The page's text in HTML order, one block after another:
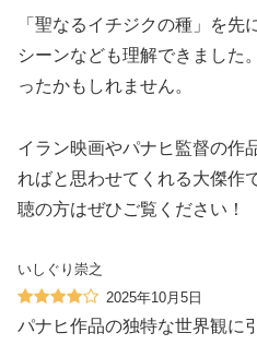
「聖なるイチジクの種」を
シーンなども理解できました
ったかもしれません。
イラン映画やパナヒ監督の作
ればと思わせてくれる大傑作
聴の方はぜひご覧ください！
いしぐり崇之
2025年10月5日
パナヒ作品の独特な世界観に